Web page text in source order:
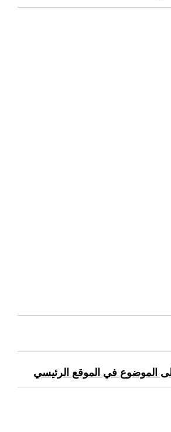
الموضوع في الموقع الرئيسي